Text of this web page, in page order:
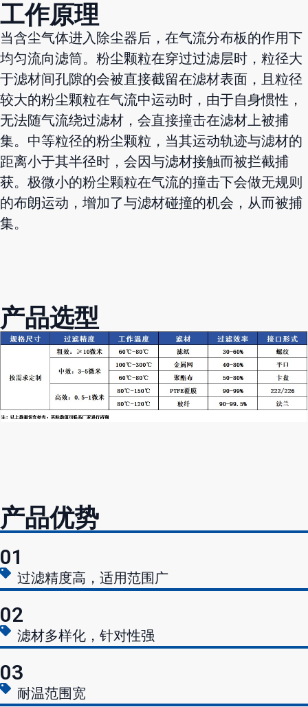
工作原理
当含尘气体进入除尘器后，在气流分布板的作用下
均匀流向滤筒。粉尘颗粒在穿过过滤层时，粒径大
于滤材间孔隙的会被直接截留在滤材表面，且粒径
较大的粉尘颗粒在气流中运动时，由于自身惯性，
无法随气流绕过滤材，会直接撞击在滤材上被捕
集。中等粒径的粉尘颗粒，当其运动轨迹与滤材的
距离小于其半径时，会因与滤材接触而被拦截捕
获。极微小的粉尘颗粒在气流的撞击下会做无规则
的布朗运动，增加了与滤材碰撞的机会，从而被捕
集。
产品选型
产品优势
01
过滤精度高，适用范围广
02
滤材多样化，针对性强
03
耐温范围宽